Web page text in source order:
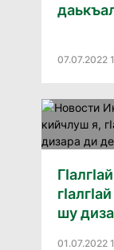
07.07.2022
шу
01.07.2022